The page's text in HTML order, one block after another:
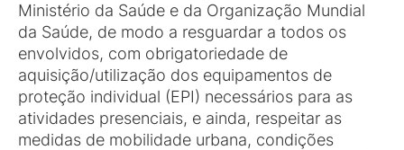
Ministério da Saúde e da Organização Mundial
da Saúde, de modo a resguardar a todos os
envolvidos, com obrigatoriedade de
aquisição/utilização dos equipamentos de
proteção individual (EPI) necessários para as
atividades presenciais, e ainda, respeitar as
medidas de mobilidade urbana, condições